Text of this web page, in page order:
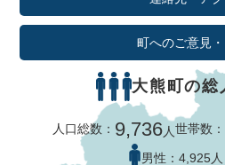
町へのご意見
大熊町の総
人口総数： 9,736人世帯数：
男性： 4,925人